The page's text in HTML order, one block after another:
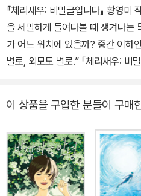
『체리새우: 비밀글입니다』 황영미 작가의
을 세밀하게 들여다볼 때 생겨나는 특별한 순간
가 어느 위치에 있을까? 중간 이하
별로, 외모도 별로.” 『체리새우: 비밀글입니다』로 “교실에서 펼쳐지
에 새 소설 『고백해도 되는 타이밍
황영미 작가는 십 대의 말과 생각,
문장으로 생생하게 묘사하는 것은
나아간 질문을 던진다. 외모나 성
떤 아파트 단지의 어느 동에 사는
이 상품을 구입한 분들이 구매